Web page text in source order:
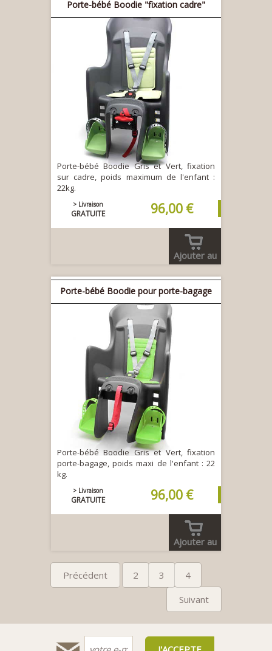
Porte-bébé Boodie "fixation cadre"
Porte-bébé Boodie Gris et Vert, fixation
sur cadre, poids maximum de l'enfant :
22kg.
> Livraison
GRATUITE 96,00 €
Ajouter au
panier
Porte-bébé Boodie pour porte-bagage
Porte-bébé Boodie Gris et Vert, fixation
porte-bagage, poids maxi de l'enfant : 22
kg.
> Livraison
GRATUITE 96,00 €
Ajouter au
panier
Précédent
2 3
4
Suivant